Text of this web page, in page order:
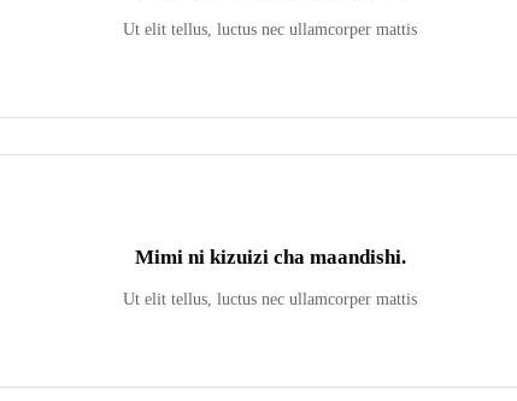
Ut elit tellus, luctus nec ullamcorper mattis
Mimi ni kizuizi cha maandishi.
Ut elit tellus, luctus nec ullamcorper mattis